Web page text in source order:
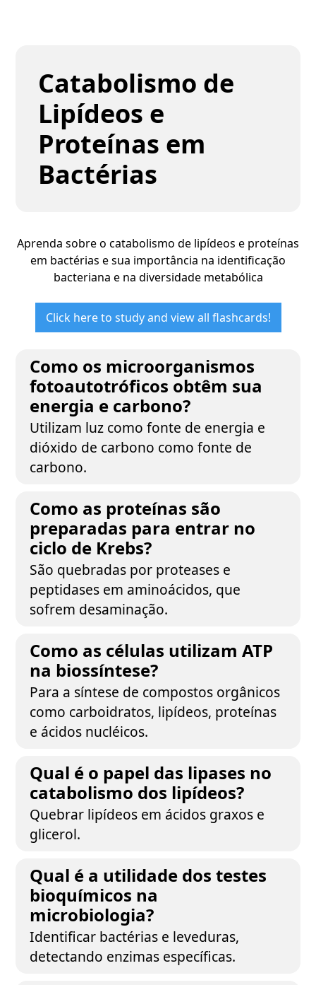
Catabolismo de
Lipídeos e
Proteínas em
Bactérias
Aprenda sobre o catabolismo de lipídeos e proteínas
em bactérias e sua importância na identificação
bacteriana e na diversidade metabólica
Click here to study and view all flashcards!
Como os microorganismos
fotoautotróficos obtêm sua
energia e carbono?
Utilizam luz como fonte de energia e
dióxido de carbono como fonte de
carbono.
Como as proteínas são
preparadas para entrar no
ciclo de Krebs?
São quebradas por proteases e
peptidases em aminoácidos, que
sofrem desaminação.
Como as células utilizam ATP
na biossíntese?
Para a síntese de compostos orgânicos
como carboidratos, lipídeos, proteínas
e ácidos nucléicos.
Qual é o papel das lipases no
catabolismo dos lipídeos?
Quebrar lipídeos em ácidos graxos e
glicerol.
Qual é a utilidade dos testes
bioquímicos na
microbiologia?
Identificar bactérias e leveduras,
detectando enzimas específicas.